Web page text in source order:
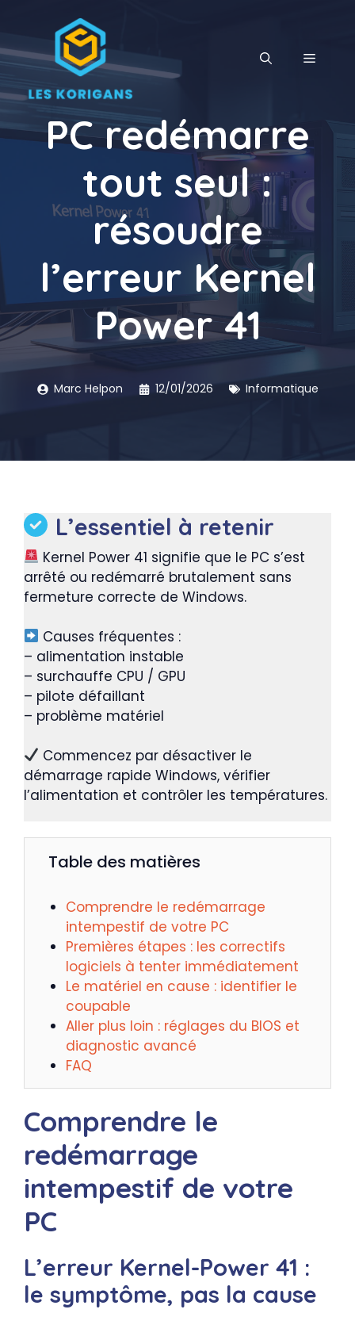
contenu
MENU
PC redémarre
tout seul :
résoudre
l’erreur Kernel
Power 41
Marc Helpon 12/01/2026 Informatique
L’essentiel à retenir
Kernel Power 41 signifie que le PC s’est
arrêté ou redémarré brutalement sans
fermeture correcte de Windows.
Causes fréquentes :
– alimentation instable
– surchauffe CPU / GPU
– pilote défaillant
– problème matériel
Commencez par désactiver le
démarrage rapide Windows, vérifier
l’alimentation et contrôler les températures.
Table des matières
Comprendre le redémarrage
intempestif de votre PC
Premières étapes : les correctifs
logiciels à tenter immédiatement
Le matériel en cause : identifier le
coupable
Aller plus loin : réglages du BIOS et
diagnostic avancé
FAQ
Comprendre le
redémarrage
intempestif de votre
PC
L’erreur Kernel-Power 41 :
le symptôme, pas la cause